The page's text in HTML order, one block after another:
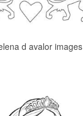
d avalor